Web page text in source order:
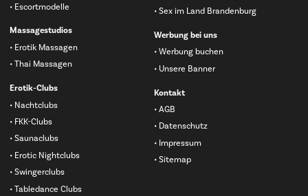
Escortmodelle
Massagestudios
Erotik Massagen
Thai Massagen
Erotik-Clubs
Nachtclubs
FKK-Clubs
Saunaclubs
Erotic Nightclubs
Swingerclubs
Tabledance Clubs
Sex im Land Brandenburg
Werbung bei uns
Werbung buchen
Unsere Banner
Kontakt
AGB
Datenschutz
Impressum
Sitemap